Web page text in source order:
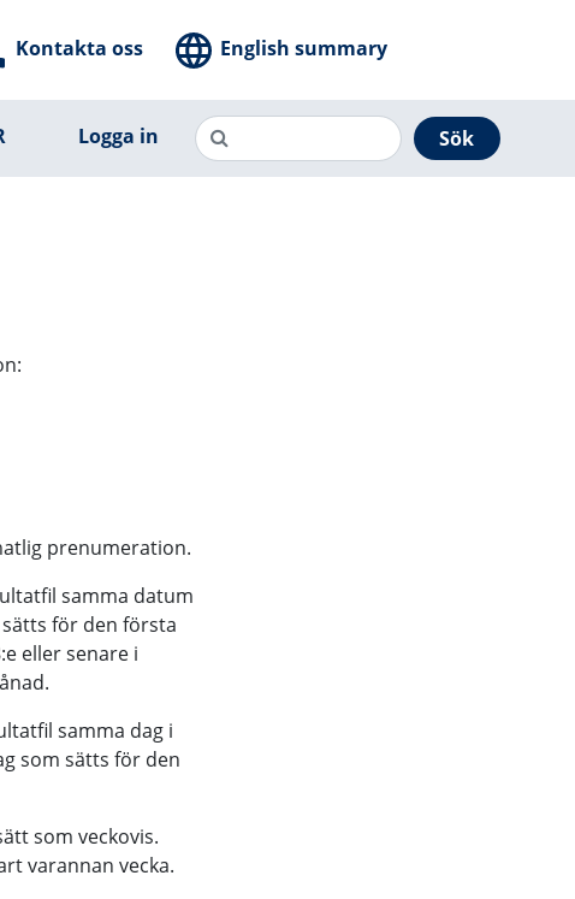
Kontakta oss English summary
Logga in Sök
prenumeration.
samma datum
för den första
eller senare i
samma dag i
som sätts för den
som veckovis.
varannan vecka.